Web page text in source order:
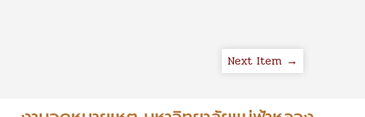
Next Item →